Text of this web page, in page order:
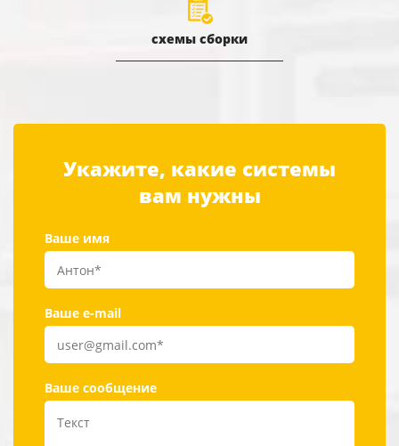
схемы сборки
Укажите, какие системы
вам нужны
Ваше имя
Ваше e-mail
Ваше сообщение